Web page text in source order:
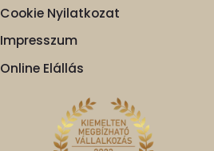
Cookie Nyilatkozat
Impresszum
Online Elállás